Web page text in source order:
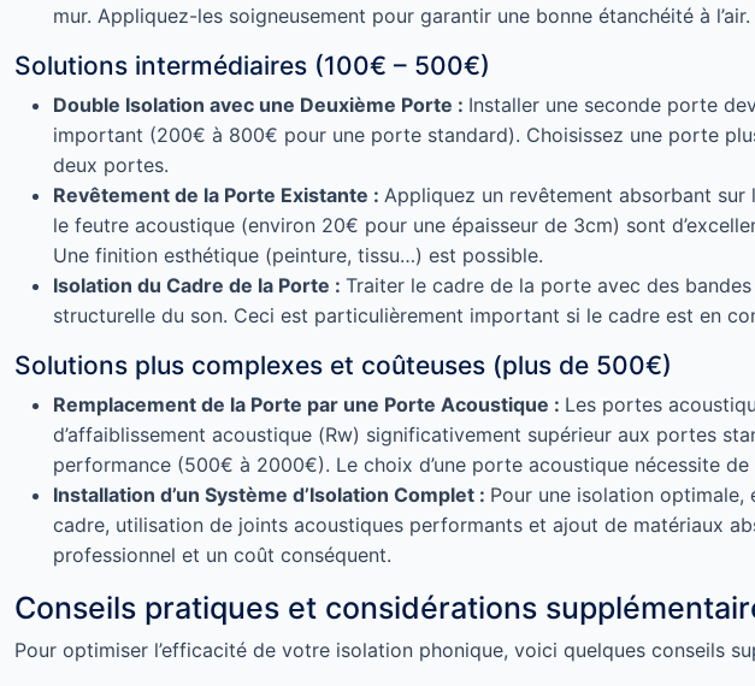
mur. Appliquez-les soigneusement pour garantir une bonne étanchéité à
Solutions intermédiaires (100€ – 500€)
Double Isolation avec une Deuxième Porte : Installer une seconde porte
important (200€ à 800€ pour une porte standard). Choisissez une porte
deux portes.
Revêtement de la Porte Existante : Appliquez un revêtement absorbant
le feutre acoustique (environ 20€ pour une épaisseur de 3cm) sont
Une finition esthétique (peinture, tissu…) est possible.
Isolation du Cadre de la Porte : Traiter le cadre de la porte avec des
structurelle du son. Ceci est particulièrement important si le cadre est en
Solutions plus complexes et coûteuses (plus de 500€)
Remplacement de la Porte par une Porte Acoustique : Les portes
d’affaiblissement acoustique (Rw) significativement supérieur aux portes
performance (500€ à 2000€). Le choix d’une porte acoustique nécessite
Installation d’un Système d’Isolation Complet : Pour une isolation optimale,
cadre, utilisation de joints acoustiques performants et ajout de matériaux
professionnel et un coût conséquent.
Conseils pratiques et considérations
Pour optimiser l’efficacité de votre isolation phonique, voici quelques conseils